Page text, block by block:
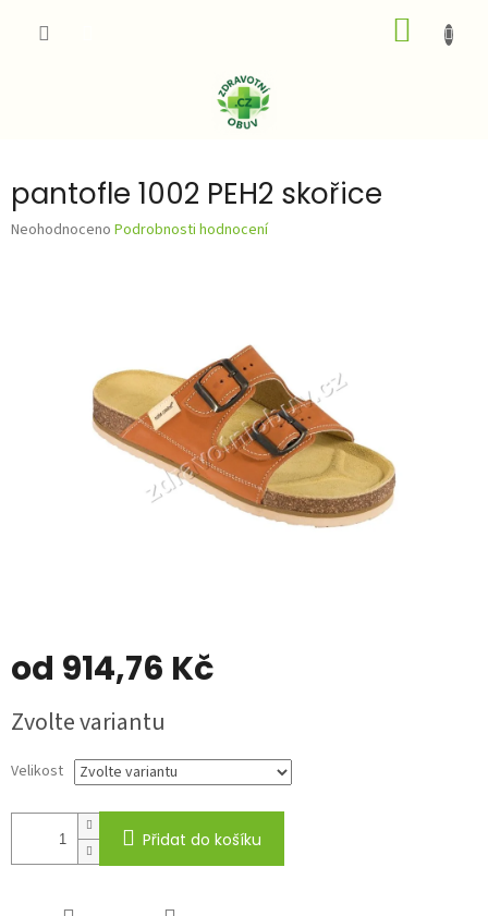
KOŠÍK
pantofle 1002 PEH2 skořice
Průměrné
Neohodnoceno Podrobnosti hodnocení
od 914,76 Kč
cena:
Zvolte variantu
Velikost
Přidat do košíku